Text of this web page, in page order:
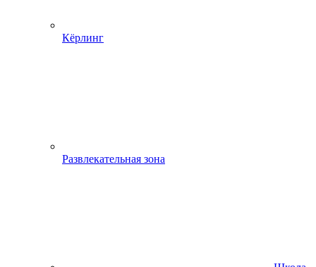
Кёрлинг
Развлекательная зона